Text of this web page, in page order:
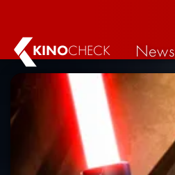
KINOCHECK News